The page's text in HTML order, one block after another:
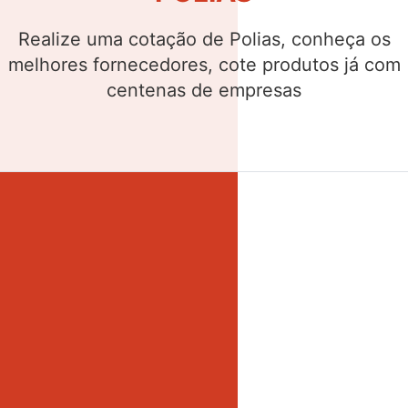
Realize uma cotação de Buchas, conheça os
melhores fornecedores, cote produtos já com
centenas de empresas